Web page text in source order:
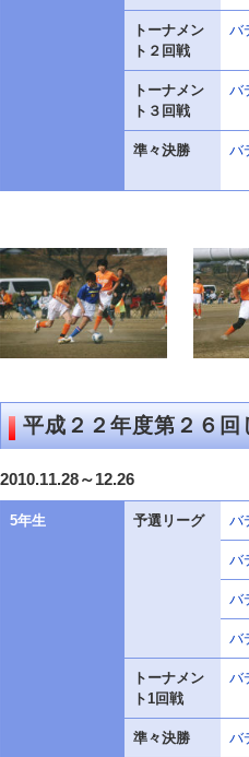
トーナメン
ト２回戦
バ
トーナメン
ト３回戦
バ
準々決勝 バ
平成２２年度第２６
2010.11.28～12.26
5年生 予選リーグ バ
バ
バ
バ
トーナメン
ト1回戦
バ
準々決勝 バ